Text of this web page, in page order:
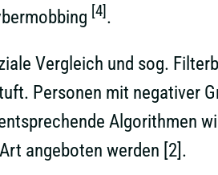
[4] .
Vergleich und sog.
Personen mit negativer
Algorithmen
angeboten werden [2].